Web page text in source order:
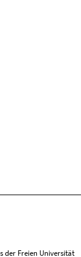
der Freien Universität